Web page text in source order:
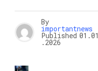
By
importantnews
Published 01.01
.2026